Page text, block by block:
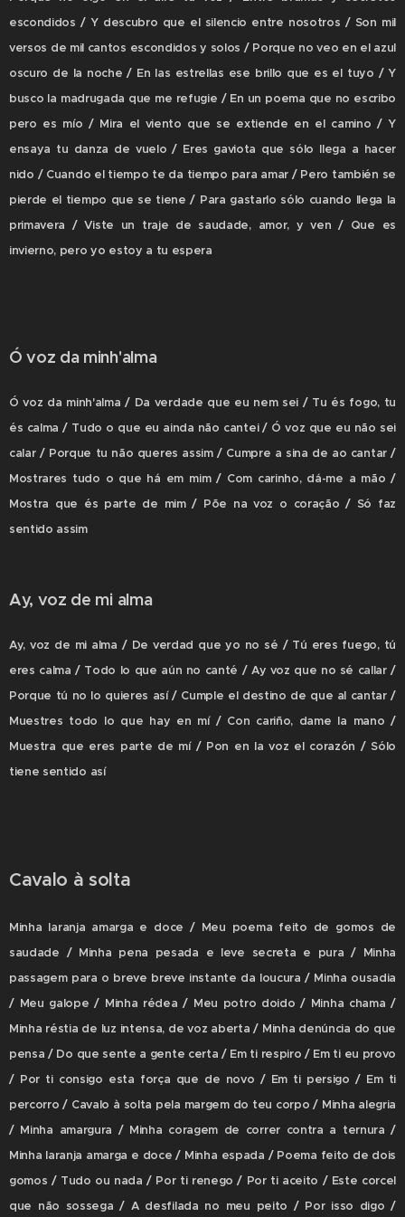
escondidos / Y descubro que el silencio entre nosotros / Son mil
versos de mil cantos escondidos y solos / Porque no veo en el azul
oscuro de la noche / En las estrellas ese brillo que es el tuyo / Y
busco la madrugada que me refugie / En un poema que no escribo
pero es mío / Mira el viento que se extiende en el camino / Y
ensaya tu danza de vuelo / Eres gaviota que sólo llega a hacer
nido / Cuando el tiempo te da tiempo para amar / Pero también se
pierde el tiempo que se tiene / Para gastarlo sólo cuando llega la
primavera / Viste un traje de saudade, amor, y ven / Que es
invierno, pero yo estoy a tu espera
Ó voz da minh'alma
Ó voz da minh'alma / Da verdade que eu nem sei / Tu és fogo, tu
és calma / Tudo o que eu ainda não cantei / Ó voz que eu não sei
calar / Porque tu não queres assim / Cumpre a sina de ao cantar /
Mostrares tudo o que há em mim / Com carinho, dá-me a mão /
Mostra que és parte de mim / Põe na voz o coração / Só faz
sentido assim
Ay, voz de mi alma
Ay, voz de mi alma / De verdad que yo no sé / Tú eres fuego, tú
eres calma / Todo lo que aún no canté / Ay voz que no sé callar /
Porque tú no lo quieres así / Cumple el destino de que al cantar /
Muestres todo lo que hay en mí / Con cariño, dame la mano /
Muestra que eres parte de mí / Pon en la voz el corazón / Sólo
tiene sentido así
Cavalo à solta
Minha laranja amarga e doce / Meu poema feito de gomos de
saudade / Minha pena pesada e leve secreta e pura / Minha
passagem para o breve breve instante da loucura / Minha ousadia
/ Meu galope / Minha rédea / Meu potro doido / Minha chama /
Minha réstia de luz intensa, de voz aberta / Minha denúncia do que
pensa / Do que sente a gente certa / Em ti respiro / Em ti eu provo
/ Por ti consigo esta força que de novo / Em ti persigo / Em ti
percorro / Cavalo à solta pela margem do teu corpo / Minha alegria
/ Minha amargura / Minha coragem de correr contra a ternura /
Minha laranja amarga e doce / Minha espada / Poema feito de dois
gomos / Tudo ou nada / Por ti renego / Por ti aceito / Este corcel
que não sossega / A desfilada no meu peito / Por isso digo /